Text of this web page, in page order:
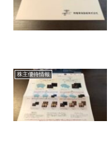
株主優待情報